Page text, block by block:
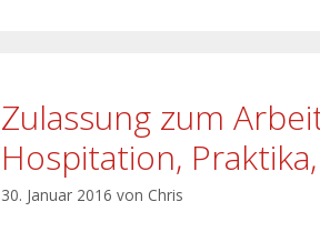
Zulassung zum
Hospitation,
30. Januar 2016 von Chris